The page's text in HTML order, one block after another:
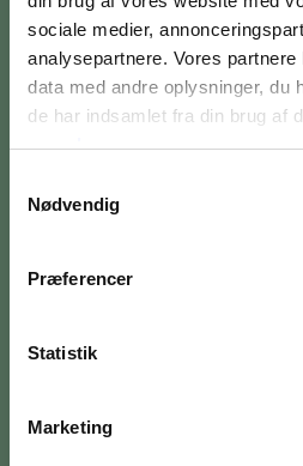
sociale medier,
analysepartnere. Vores
data med andre oplysninger, du
de har indsamlet fra din brug af
mereher
Nødvendig
Præferencer
Statistik
Marketing
Mandag:
MEDARBEJDERE
PRESSE
SØG PÅ BRANDTS